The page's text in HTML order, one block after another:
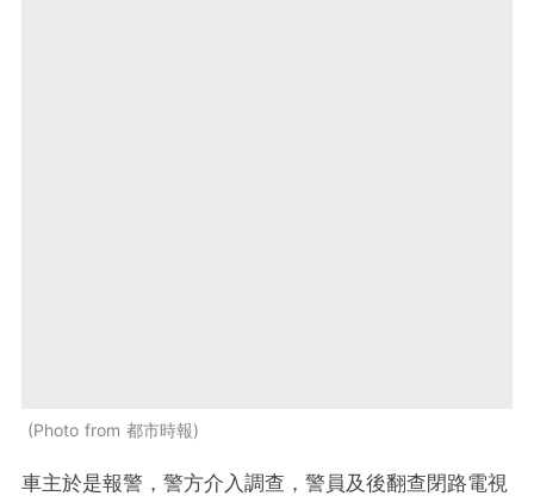
Photo from 都市時報
車主於是報警，警方介入調查，警員及後翻查閉路電視